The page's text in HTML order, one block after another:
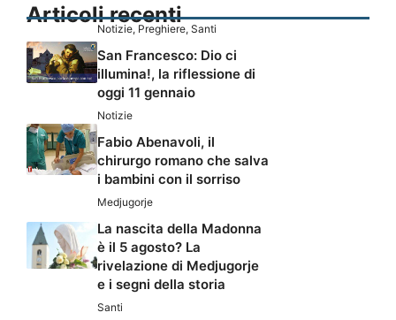
Articoli recenti
Notizie, Preghiere, Santi
San Francesco: Dio ci
illumina!, la riflessione di
oggi 11 gennaio
Notizie
Fabio Abenavoli, il
chirurgo romano che salva
i bambini con il sorriso
Medjugorje
La nascita della Madonna
è il 5 agosto? La
rivelazione di Medjugorje
e i segni della storia
Santi